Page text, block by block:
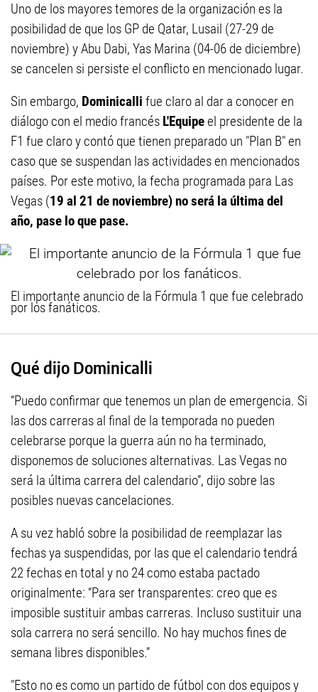
Uno de los mayores temores de la organización es la
posibilidad de que los GP de Qatar, Lusail (27-29 de
noviembre) y Abu Dabi, Yas Marina (04-06 de diciembre)
se cancelen si persiste el conflicto en mencionado lugar.
Sin embargo, Dominicalli fue claro al dar a conocer en
diálogo con el medio francés L'Equipeel presidente de la
F1 fue claro y contó que tienen preparado un "Plan B" en
caso que se suspendan las actividades en mencionados
países. Por este motivo, la fecha programada para Las
Vegas (19 al 21 de noviembre) no será la última del
año, pase lo que pase.
El importante anuncio de la Fórmula 1 que fue celebrado
por los fanáticos.
Qué dijo Dominicalli
“Puedo confirmar que tenemos un plan de emergencia. Si
las dos carreras al final de la temporada no pueden
celebrarse porque la guerra aún no ha terminado,
disponemos de soluciones alternativas. Las Vegas no
será la última carrera del calendario”, dijo sobre las
posibles nuevas cancelaciones.
A su vez habló sobre la posibilidad de reemplazar las
fechas ya suspendidas, por las que el calendario tendrá
22 fechas en total y no 24 como estaba pactado
originalmente: “Para ser transparentes: creo que es
imposible sustituir ambas carreras. Incluso sustituir una
sola carrera no será sencillo. No hay muchos fines de
semana libres disponibles.”
"Esto no es como un partido de fútbol con dos equipos y